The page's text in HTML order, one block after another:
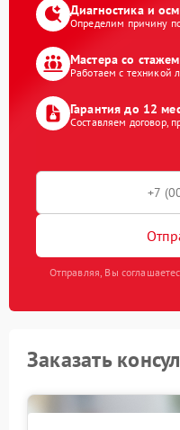
Диагностика и
Определим причину
Мастера со
Работаем с техникой
Гарантия до 12
Составляем договор,
Отправляя, Вы
Заказать